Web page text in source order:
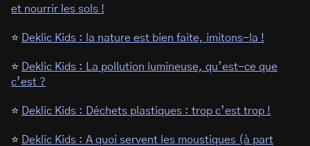
et nourrir les sols !
⭐ Deklic Kids : la nature est bien faite, imitons-la !
⭐
Deklic Kids : La pollution lumineuse, qu’est-ce que
c’est ?
⭐ Deklic Kids : Déchets plastiques : trop c’est trop !
⭐
Deklic Kids : A quoi servent les moustiques (à part